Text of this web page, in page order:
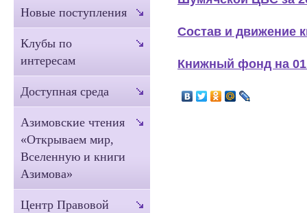
Cостав и движение
Книжный фонд на
Новые поступления
Клубы по
интересам
Доступная среда
Азимовские чтения
«Открываем мир,
Вселенную и книги
Азимова»
Центр Правовой